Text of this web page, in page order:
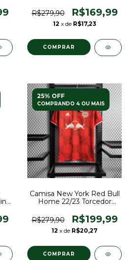
R$279,90
R$169,99
12 x de R$17,23
COMPRAR
25% OFF
COMPRANDO 4 OU MAIS
Camisa New York Red Bull
Home 22/23 Torcedor
Vermelha
R$279,90 R$199,99
12 x de R$20,27
COMPRAR